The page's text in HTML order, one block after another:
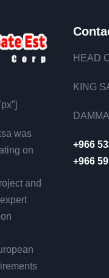
was
on
and
HEAD
KING
+966
+966